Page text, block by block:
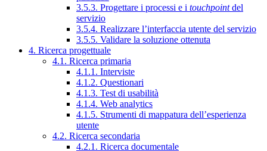
3.5.3. Progettare i processi e i touchpointdel
servizio
3.5.4. Realizzare l’interfaccia utente del servizio
3.5.5. Validare la soluzione ottenuta
4. Ricerca progettuale
4.1. Ricerca primaria
4.1.1. Interviste
4.1.2. Questionari
4.1.3. Test di usabilità
4.1.4. Web analytics
4.1.5. Strumenti di mappatura dell’esperienza
utente
4.2. Ricerca secondaria
4.2.1. Ricerca documentale